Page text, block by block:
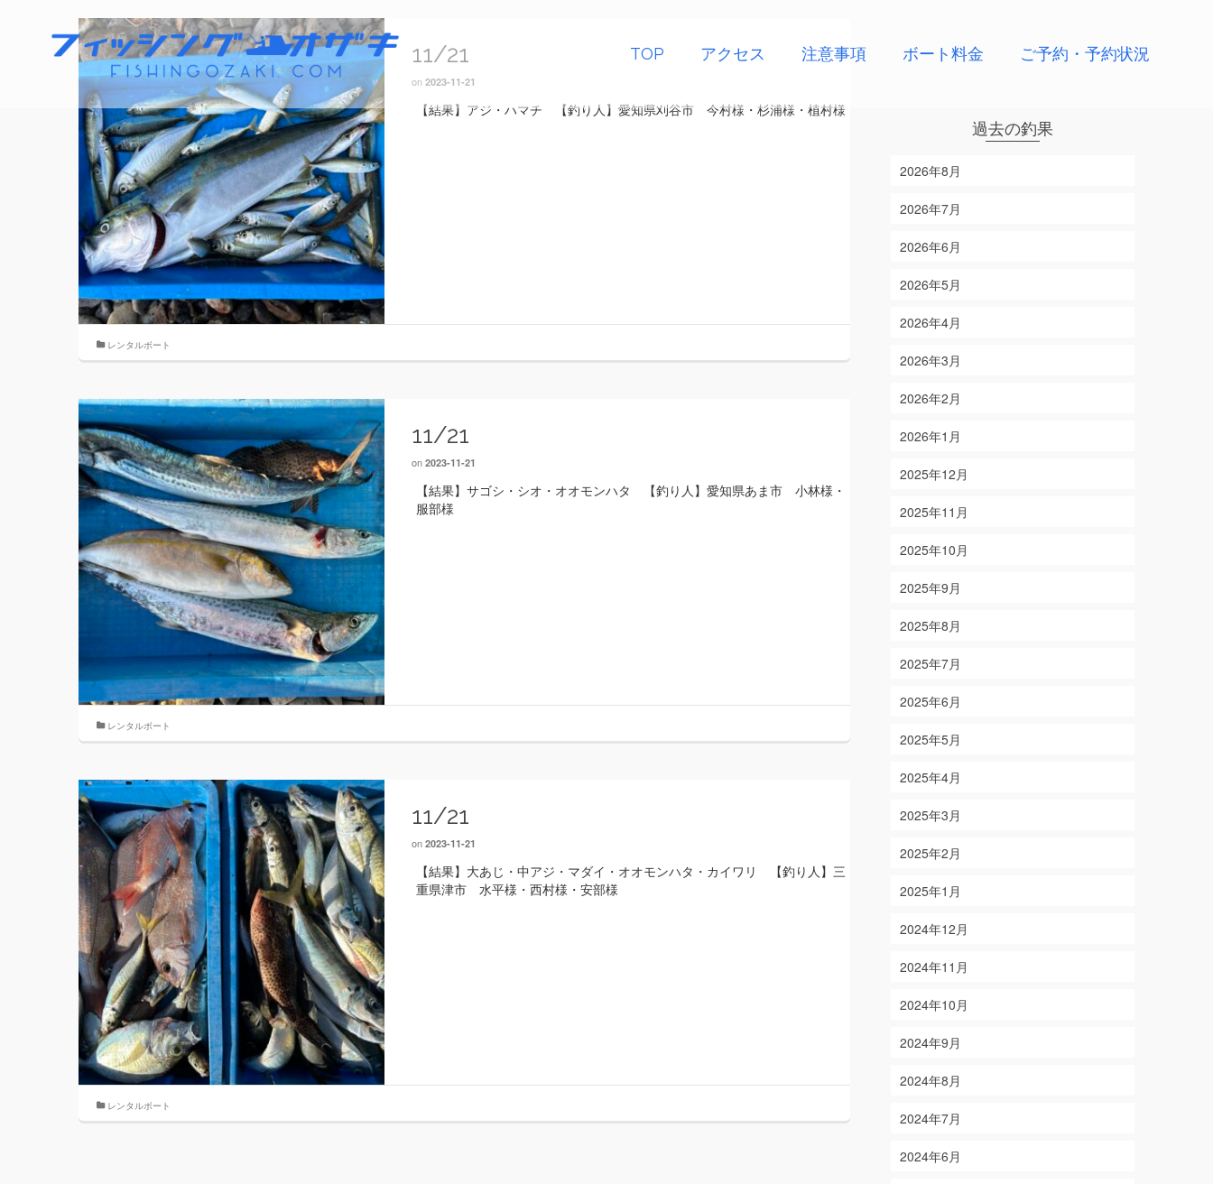
TOP アクセス 注意事項 ボート料金 ご予約・予約状況
11/21
on 2023-11-21
【結果】アジ・ハマチ 【釣り人】愛知県刈谷市 今村様・杉浦様・植村様
レンタルボート
11/21
on 2023-11-21
【結果】サゴシ・シオ・オオモンハタ 【釣り人】愛知県あま市 小林様・
服部様
レンタルボート
11/21
on 2023-11-21
【結果】大あじ・中アジ・マダイ・オオモンハタ・カイワリ 【釣り人】三
重県津市 水平様・西村様・安部様
レンタルボート
過去の釣果
2026年8月
2026年7月
2026年6月
2026年5月
2026年4月
2026年3月
2026年2月
2026年1月
2025年12月
2025年11月
2025年10月
2025年9月
2025年8月
2025年7月
2025年6月
2025年5月
2025年4月
2025年3月
2025年2月
2025年1月
2024年12月
2024年11月
2024年10月
2024年9月
2024年8月
2024年7月
2024年6月